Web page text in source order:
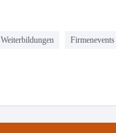
Weiterbildungen Firmenevents